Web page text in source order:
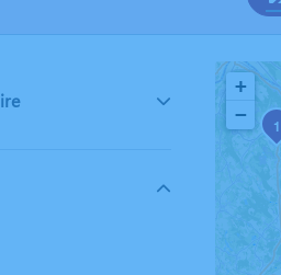
1
+
−